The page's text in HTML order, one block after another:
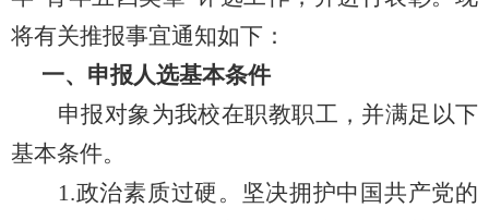
将有关推报事宜通知如下：
一、申报人选基本条件
申报对象为我校在职教职工，并满足以下
基本条件。
1.政治素质过硬。坚决拥护中国共产党的